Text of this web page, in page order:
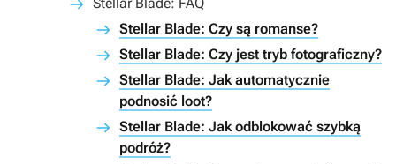
Stellar Blade: Czy są romanse?
Stellar Blade: Czy jest tryb fotograficzny?
Stellar Blade: Jak automatycznie
podnosić loot?
Stellar Blade: Jak odblokować szybką
podróż?